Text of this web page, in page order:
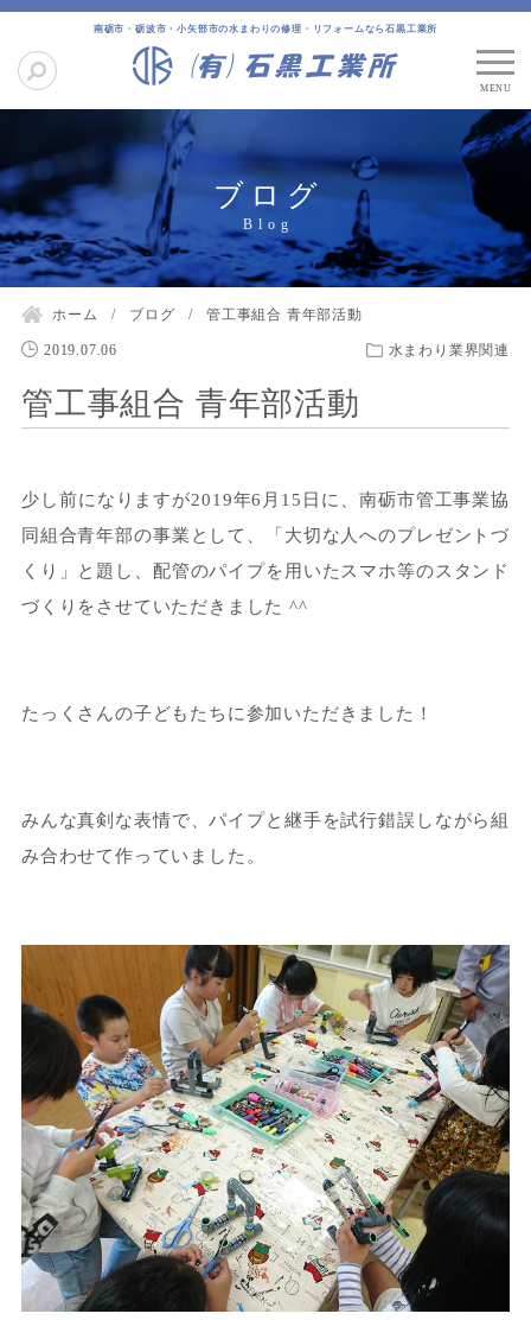
南砺市・砺波市・小矢部市の水まわりの修理・リフォームなら石黒工業所
ブログ
ホーム ブログ 管工事組合 青年部活動
2019.07.06 水まわり業界関連
管工事組合 青年部活動
少し前になりますが2019年6月15日に、南砺市管工事業協
同組合青年部の事業として、「大切な人へのプレゼントづ
くり」と題し、配管のパイプを用いたスマホ等のスタンド
づくりをさせていただきました ^^
たっくさんの子どもたちに参加いただきました！
みんな真剣な表情で、パイプと継手を試行錯誤しながら組
み合わせて作っていました。